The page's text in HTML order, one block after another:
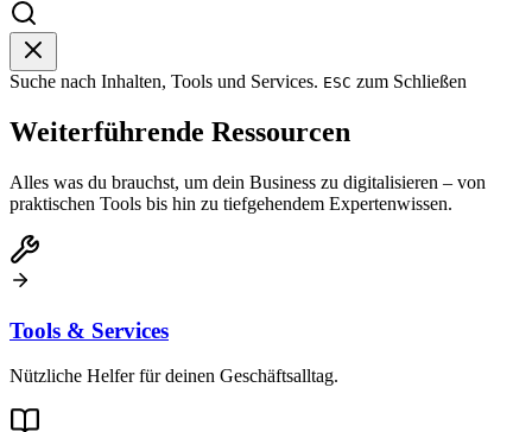
Suche nach Inhalten, Tools und Services. ESC zum Schließen
Weiterführende Ressourcen
Alles was du brauchst, um dein Business zu digitalisieren – von
praktischen Tools bis hin zu tiefgehendem Expertenwissen.
Tools & Services
Nützliche Helfer für deinen Geschäftsalltag.